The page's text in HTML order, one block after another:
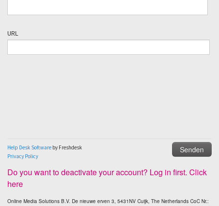
Do you want to deactivate your account? Log in first. Click
here
Online Media Solutions B.V. De nieuwe erven 3, 5431NV Cuijk, The Netherlands CoC Nr.: